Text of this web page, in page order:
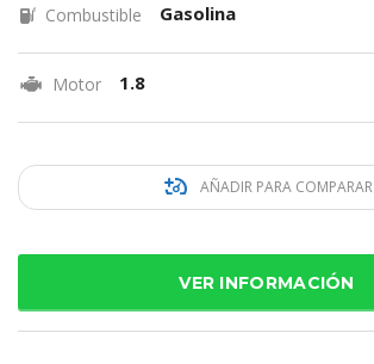
Combustible Gasolina
Motor 1.8
AÑADIR PARA COMPARAR
VER INFORMACIÓN